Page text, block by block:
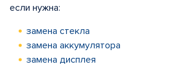
если нужна:
замена стекла
замена аккумулятора
замена дисплея